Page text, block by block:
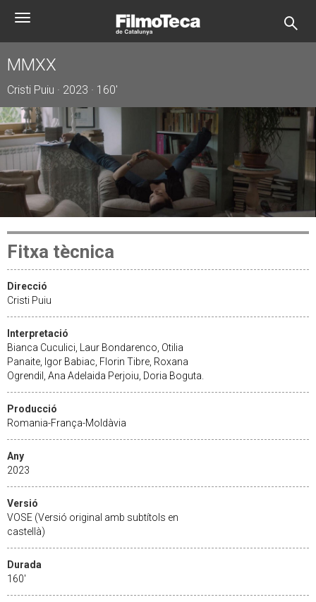
Toggle
MMXX
Cristi Puiu · 2023 · 160'
Fitxa tècnica
Direcció
Cristi Puiu
Interpretació
Bianca Cuculici, Laur Bondarenco, Otilia
Panaite, Igor Babiac, Florin Tibre, Roxana
Ogrendil, Ana Adelaida Perjoiu, Doria Boguta.
Producció
Romania-França-Moldàvia
Any
2023
Versió
VOSE (Versió original amb subtítols en
castellà)
Durada
160'